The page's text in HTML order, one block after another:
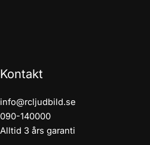
Kontakt
info@rcljudbild.se
090-140000
Alltid 3 års garanti